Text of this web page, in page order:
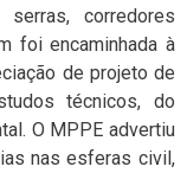
corredores
foi encaminhada à
de projeto de
técnicos, do
O MPPE advertiu
nas esferas civil,